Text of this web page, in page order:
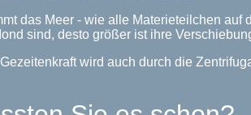
das Meer - wie alle Materieteilchen
sind, desto größer ist ihre
wird auch durch die